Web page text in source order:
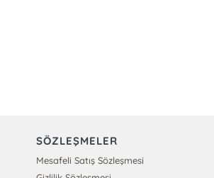
SÖZLEŞMELER
Mesafeli Satış Sözleşmesi